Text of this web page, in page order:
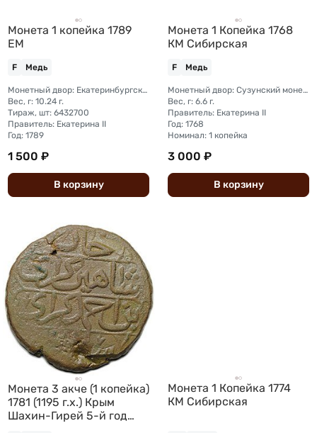
Монета 1 копейка 1789
ЕМ
F Медь
Монетный двор: Екатеринбургский монетный двор
Вес, г: 10.24 г.
Тираж, шт: 6432700
Правитель: Екатерина II
Год: 1789
1 500 ₽
В корзину
Монета 1 Копейка 1768
КМ Cибирская
F Медь
Монетный двор: Сузунский монетный двор (Сибирь)
Вес, г: 6.6 г.
Правитель: Екатерина II
Год: 1768
Номинал: 1 копейка
3 000 ₽
В корзину
Монета 3 акче (1 копейка)
1781 (1195 г.х.) Крым
Шахин-Гирей 5-й год
Монета 1 Копейка 1774
КМ Сибирская